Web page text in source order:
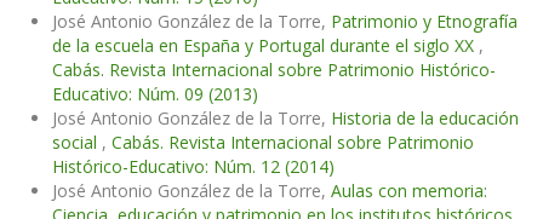
José Antonio González de la Torre, Patrimonio y Etnografía
de la escuela en España y Portugal durante el siglo XX ,
Cabás. Revista Internacional sobre Patrimonio Histórico-
Educativo: Núm. 09 (2013)
José Antonio González de la Torre, Historia de la educación
social , Cabás. Revista Internacional sobre Patrimonio
Histórico-Educativo: Núm. 12 (2014)
José Antonio González de la Torre, Aulas con memoria: